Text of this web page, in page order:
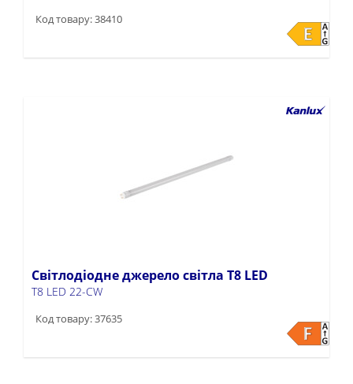
Код товару: 38410
Світлодіодне джерело світла T8 LED
T8 LED 22-CW
Код товару: 37635